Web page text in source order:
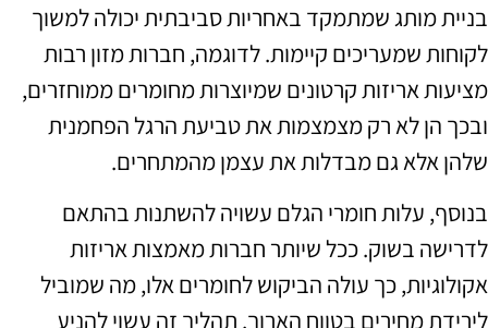
בניית מותג שמתמקד באחריות סביבתית יכולה למשוך
לקוחות שמעריכים קיימות. לדוגמה, חברות מזון רבות
מציעות אריזות קרטונים שמיוצרות מחומרים ממוחזרים,
ובכך הן לא רק מצמצמות את טביעת הרגל הפחמנית
שלהן אלא גם מבדלות את עצמן מהמתחרים.
בנוסף, עלות חומרי הגלם עשויה להשתנות בהתאם
לדרישה בשוק. ככל שיותר חברות מאמצות אריזות
אקולוגיות, כך עולה הביקוש לחומרים אלו, מה שמוביל
לירידת מחירים בטווח הארוך. תהליך זה עשוי להניע